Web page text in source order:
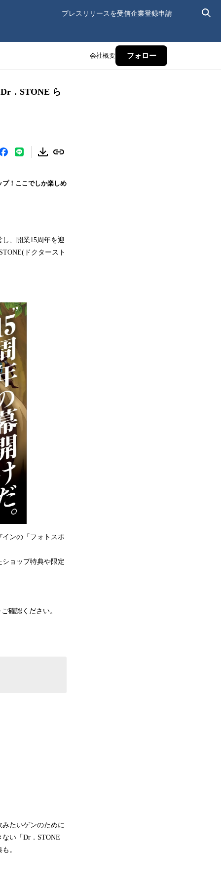
プレスリリースを受信企業登録申請
会社概要 フォロー
．STONE ら
プ！ここでしか楽しめ
、開業15周年を迎
ドクタースト
ンの「フォトスポ
ョップ特典や限定
確認ください。
たいゲンのために
い「Dr．STONE
。